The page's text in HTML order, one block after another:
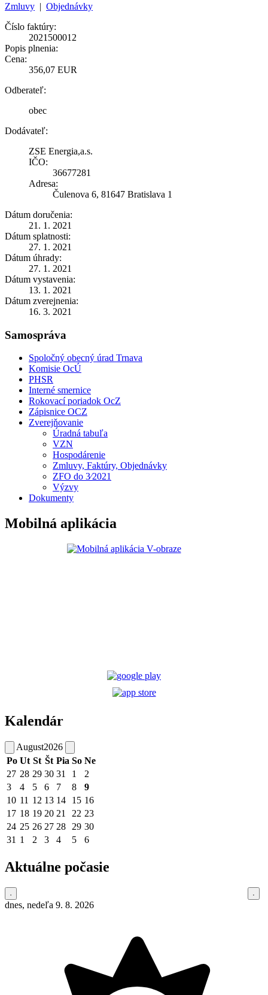
Zmluvy | Objednávky
Číslo faktúry:
2021500012
Popis plnenia:
Cena:
356,07 EUR
Odberateľ:
obec
Dodávateľ:
ZSE Energia,a.s.
IČO:
36677281
Adresa:
Čulenova 6, 81647 Bratislava 1
Dátum doručenia:
21. 1. 2021
Dátum splatnosti:
27. 1. 2021
Dátum úhrady:
27. 1. 2021
Dátum vystavenia:
13. 1. 2021
Dátum zverejnenia:
16. 3. 2021
Samospráva
Spoločný obecný úrad Trnava
Komisie OcÚ
PHSR
Interné smernice
Rokovací poriadok OcZ
Zápisnice OCZ
Zverejňovanie
Úradná tabuľa
VZN
Hospodárenie
Zmluvy, Faktúry, Objednávky
ZFO do 3⁄2021
Výzvy
Dokumenty
Mobilná aplikácia
Kalendár
August2026
Po Ut St Št Pia So Ne
27 28 29 30 31 1
2
3
4 5 6 7 8
9
10 11 12 13 14 15 16
17 18 19 20 21 22 23
24 25 26 27 28 29 30
31 1 2 3 4 5 6
Aktuálne počasie
dnes, nedeľa 9. 8. 2026